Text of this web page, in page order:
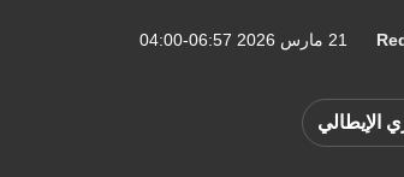
21 مارس 2026 06:57-04:00
الإيطالي